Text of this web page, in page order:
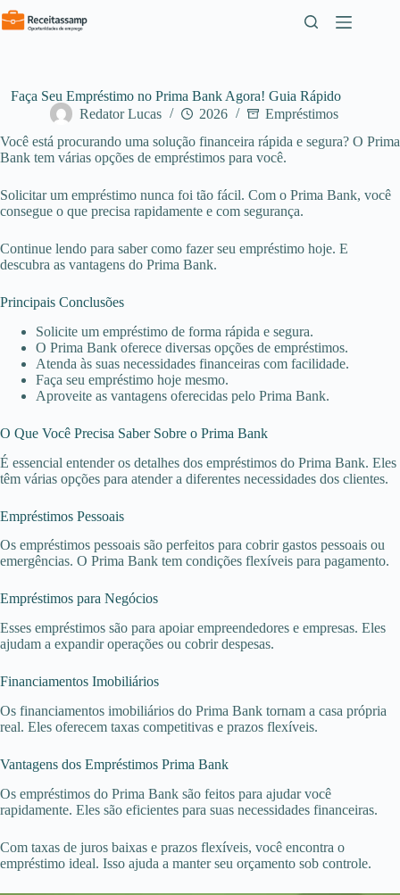
Pular
para
Faça Seu Empréstimo no Prima Bank Agora! Guia Rápido
Redator Lucas
2026
Empréstimos
Você está procurando uma solução financeira rápida e segura? O Prima
Bank tem várias opções de empréstimos para você.
Solicitar um empréstimo nunca foi tão fácil. Com o Prima Bank, você
consegue o que precisa rapidamente e com segurança.
Continue lendo para saber como fazer seu empréstimo hoje. E
descubra as vantagens do Prima Bank.
Principais Conclusões
Solicite um empréstimo de forma rápida e segura.
O Prima Bank oferece diversas opções de empréstimos.
Atenda às suas necessidades financeiras com facilidade.
Faça seu empréstimo hoje mesmo.
Aproveite as vantagens oferecidas pelo Prima Bank.
O Que Você Precisa Saber Sobre o Prima Bank
É essencial entender os detalhes dos empréstimos do Prima Bank. Eles
têm várias opções para atender a diferentes necessidades dos clientes.
Empréstimos Pessoais
Os empréstimos pessoais são perfeitos para cobrir gastos pessoais ou
emergências. O Prima Bank tem condições flexíveis para pagamento.
Empréstimos para Negócios
Esses empréstimos são para apoiar empreendedores e empresas. Eles
ajudam a expandir operações ou cobrir despesas.
Financiamentos Imobiliários
Os financiamentos imobiliários do Prima Bank tornam a casa própria
real. Eles oferecem taxas competitivas e prazos flexíveis.
Vantagens dos Empréstimos Prima Bank
Os empréstimos do Prima Bank são feitos para ajudar você
rapidamente. Eles são eficientes para suas necessidades financeiras.
Com taxas de juros baixas e prazos flexíveis, você encontra o
empréstimo ideal. Isso ajuda a manter seu orçamento sob controle.